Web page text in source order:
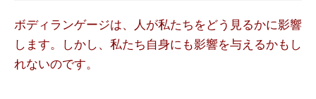
ボディランゲージは、人が私たちをどう見るかに影響
します。しかし、私たち自身にも影響を与えるかもし
れないのです。